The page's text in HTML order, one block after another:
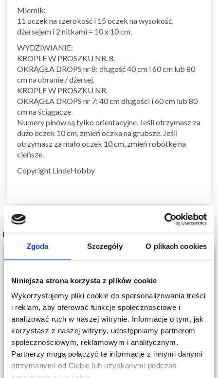
Zgoda Szczegóły O plikach cookies
Niniejsza strona korzysta z plików cookie
Wykorzystujemy pliki cookie do spersonalizowania treści
i reklam, aby oferować funkcje społecznościowe i
analizować ruch w naszej witrynie. Informacje o tym, jak
korzystasz z naszej witryny, udostępniamy partnerom
społecznościowym, reklamowym i analitycznym.
Partnerzy mogą połączyć te informacje z innymi danymi
otrzymanymi od Ciebie lub uzyskanymi podczas
Miernik:
11 oczek na szerokość i 15 oczek na wysokość,
dżersejem i 2 nitkami = 10 x 10 cm.
WYDZIWIANIE:
KROPLE W PROSZKU NR. 8.
OKRĄGŁA DROPS nr 8: długość 40 cm i 60 cm lub 80
cm na ubranie / dżersej.
KROPLE W PROSZKU NR.
OKRĄGŁA DROPS nr 7: 40 cm długości i 60 cm lub 80
cm na ściągacze.
Numery pinów są tylko orientacyjne. Jeśli otrzymasz za
dużo oczek 10 cm, zmień oczka na grubsze. Jeśli
otrzymasz za mało oczek 10 cm, zmień robótkę na
cieńsze.
Copyright LindeHobby
POPULARNE ALTERNATYWY
250-24 WHITE BAY
267-34 SPRING HUG